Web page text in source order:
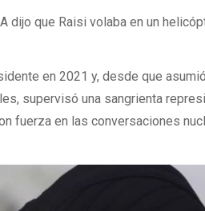
dijo que Raisi volaba en un
en 2021 y, desde que
supervisó una sangrienta
fuerza en las conversaciones